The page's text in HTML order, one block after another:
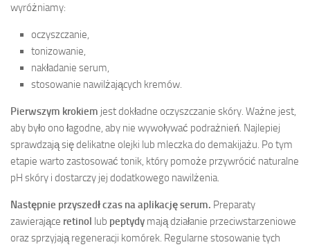
wyróżniamy:
oczyszczanie,
tonizowanie,
nakładanie serum,
stosowanie nawilżających kremów.
Pierwszym krokiem jest dokładne oczyszczanie skóry. Ważne jest,
aby było ono łagodne, aby nie wywoływać podrażnień. Najlepiej
sprawdzają się delikatne olejki lub mleczka do demakijażu. Po tym
etapie warto zastosować tonik, który pomoże przywrócić naturalne
pH skóry i dostarczy jej dodatkowego nawilżenia.
Następnie przyszedł czas na aplikację serum. Preparaty
zawierające retinol lub peptydy mają działanie przeciwstarzeniowe
oraz sprzyjają regeneracji komórek. Regularne stosowanie tych